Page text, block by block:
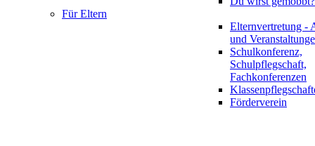
Für Eltern
Elternvertretung -
und
Schulkonferenz,
Schulpflegschaft,
Fachkonferenzen
Förderverein